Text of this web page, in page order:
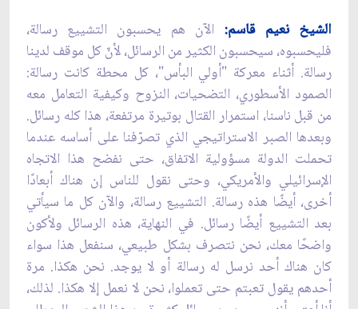
الشيخ نعيم قاسم: الآن هم يحسبون التشييع رسالة،
فليحسبوه، سيحسبون الكثير من الرسائل، لأنّ كل موقف لدينا
رسالة. أثناء معركة "أولي البأس"، كل محطة كانت رسالة:
الصمود الأسطوري، التضحيات، النزوح وكيفية التعامل معه
من قبل ناسنا، استمرار القتال بوتيرة مرتفعة، هذا كله رسائل.
وبعدها الصبر الاستراتيجي الذي تصرّفنا على أساسه عندما
تحملت الدولة مسؤولية الاتفاق، حتى نفضح هذا الاتجاه
الإسرائيلي والأمريكي، وحتى نقول للناس إن هناك أبعادًا
أخرى، أيضًا هذه رسالة. التشييع رسالة، والآن كل ما سيأتي
بعد التشييع أيضًا رسائل. في النهاية، هذه الرسائل ولأكون
واضحًا معك، نحن نتصرف بشكل طبيعي، سنفعل هذا سواء
كان هناك أحد نرسل له رسالة أو لا يوجد. نحن هكذا. مرة
أحدهم يقول تعبتم حتى تعملوا، نحن لا نعمل إلا هكذا. لذلك،